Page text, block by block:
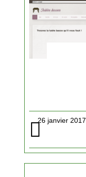
26 janvier 2017